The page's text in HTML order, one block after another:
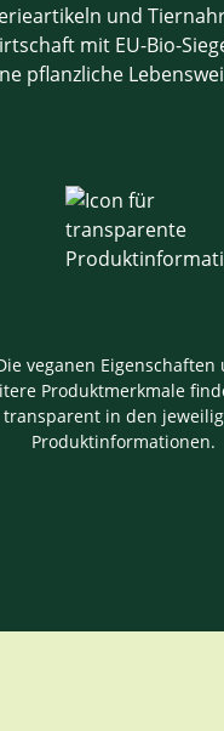
und
mit EU-Bio-
pflanzliche
veganen Eigenschaften
Produktmerkmale
transparent in den
Produktinformationen.